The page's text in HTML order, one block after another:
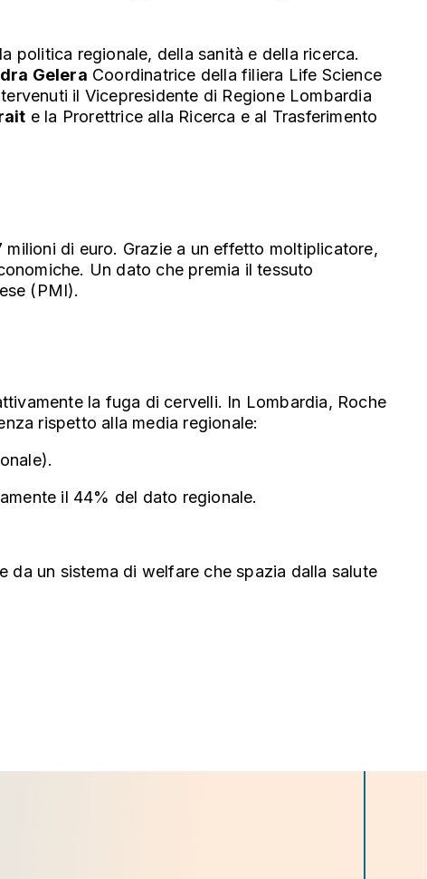
politica regionale, della sanità e della ricerca.
Gelera Coordinatrice della filiera Life Science
il Vicepresidente di Regione Lombardia
e la Prorettrice alla Ricerca e al Trasferimento
di euro. Grazie a un effetto moltiplicatore,
Un dato che premia il tessuto
(PMI).
la fuga di cervelli. In Lombardia, Roche
rispetto alla media regionale:
il 44% del dato regionale.
un sistema di welfare che spazia dalla salute